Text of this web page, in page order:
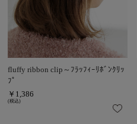
fluffy ribbon clip～ﾌﾗｯﾌｨｰﾘﾎﾞﾝｸﾘｯ
ﾌﾟ
￥1,386
(税込)